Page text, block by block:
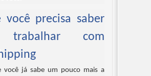
você precisa saber
trabalhar com
você já sabe um pouco mais a